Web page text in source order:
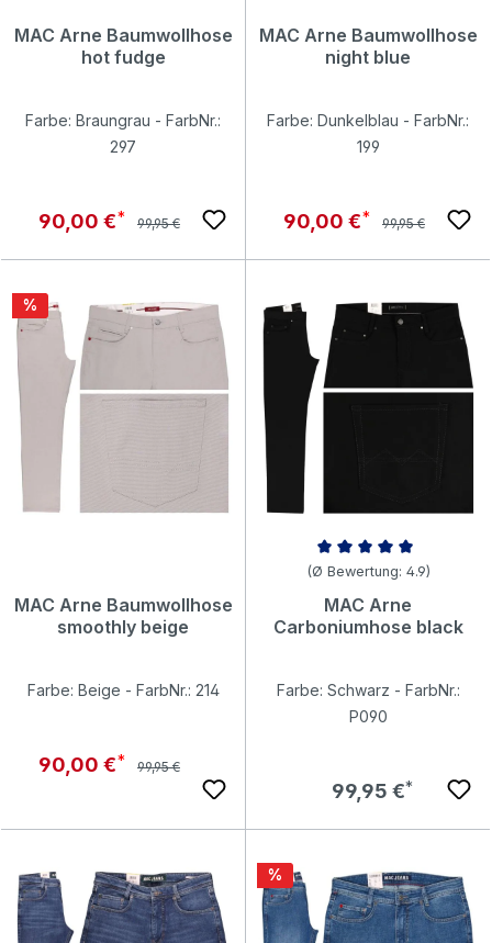
MAC Arne Baumwollhose
hot fudge
Farbe: Braungrau - FarbNr.:
297
Verkaufspreis:
90,00 € Regulärer Preis:
99,95 €
MAC Arne Baumwollhose
night blue
Farbe: Dunkelblau - FarbNr.:
199
Verkaufspreis:
90,00 € Regulärer Preis:
99,95 €
Rabatt
%
MAC Arne Baumwollhose
smoothly beige
Farbe: Beige - FarbNr.: 214
Verkaufspreis:
90,00 € Regulärer Preis:
99,95 €
Durchschnittliche Bewertung
(Ø Bewertung: 4.9)
MAC Arne
Carboniumhose black
Farbe: Schwarz - FarbNr.:
P090
Regulärer Preis:
99,95 €
Rabatt
%